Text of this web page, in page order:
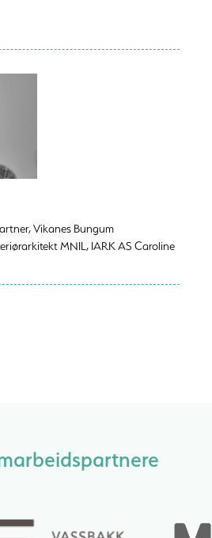
Vikanes Bungum
MNIL, IARK AS Caroline